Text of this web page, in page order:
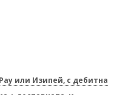
или Изипей, с дебитна